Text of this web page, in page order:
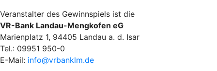
Veranstalter des Gewinnspiels ist die
VR-Bank Landau-Mengkofen eG
Marienplatz 1, 94405 Landau a. d. Isar
Tel.: 09951 950-0
E-Mail: info@vrbanklm.de